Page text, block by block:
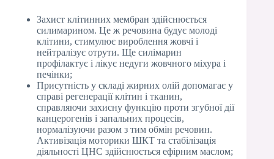
Захист клітинних мембран здійснюється
силимарином. Це ж речовина будує молоді
клітини, стимулює вироблення жовчі і
нейтралізує отрути. Ще силімарин
профілактує і лікує недуги жовчного міхура і
печінки;
Присутність у складі жирних олій допомагає у
справі регенерації клітин і тканин,
справляючи захисну функцію проти згубної дії
канцерогенів і запальних процесів,
нормалізуючи разом з тим обмін речовин.
Активізація моторики ШКТ та стабілізація
діяльності ЦНС здійснюється ефірним маслом;